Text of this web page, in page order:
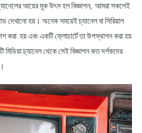
আয়ের মূক উৎস হল বিজ্ঞাপন, আমরা সকলেই
দেখানো হয়। অনেক সময়েই চ্যানেল বা সিরিয়াল
করা হয় এবং একটি ফ্লোচার্টে তা উপস্থাপন করা হয়
মিডিয়া চ্যানেল থেকে সেই বিজ্ঞাপন কত দর্শকদের